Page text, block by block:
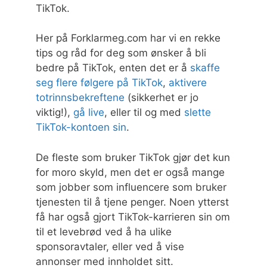
TikTok.
Her på Forklarmeg.com har vi en rekke
tips og råd for deg som ønsker å bli
bedre på TikTok, enten det er å skaffe
seg flere følgere på TikTok, aktivere
totrinnsbekreftene (sikkerhet er jo
viktig!), gå live, eller til og med slette
TikTok-kontoen sin.
De fleste som bruker TikTok gjør det kun
for moro skyld, men det er også mange
som jobber som influencere som bruker
tjenesten til å tjene penger. Noen ytterst
få har også gjort TikTok-karrieren sin om
til et levebrød ved å ha ulike
sponsoravtaler, eller ved å vise
annonser med innholdet sitt.